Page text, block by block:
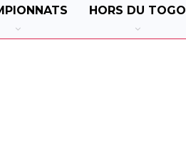
HORS DU TOGO